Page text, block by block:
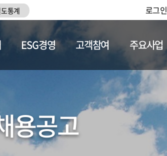
통계 로그인
채용정보
ESG경영 고객참여 주요사업
용공고